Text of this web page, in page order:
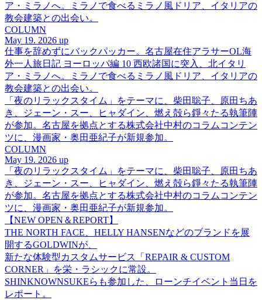
ア・ミラノへ。ミラノで食べるミラノ風ドリア、イタリアの
教会建築との出会い。
COLUMN
May 19. 2026 up
仕事を辞めずにバックパッカー。名古屋在住アラサーOL海
外一人旅日記 ヨーロッパ編 10 西欧諸国に突入、北イタリ
ア・ミラノへ。ミラノで食べるミラノ風ドリア、イタリアの
教会建築との出会い。
「夜のリラックスタイム」をテーマに、柴田聡子、原田ちあ
き、ジェーン・スー、ヒャダイン、燃え殻ら錚々たる執筆陣
が参加。名古屋を拠点とする株式会社中村のコラムコンテン
ツに、漫画家・奥田亜紀子が新規参加。
COLUMN
May 19. 2026 up
「夜のリラックスタイム」をテーマに、柴田聡子、原田ちあ
き、ジェーン・スー、ヒャダイン、燃え殻ら錚々たる執筆陣
が参加。名古屋を拠点とする株式会社中村のコラムコンテン
ツに、漫画家・奥田亜紀子が新規参加。
【NEW OPEN＆REPORT】
THE NORTH FACE、HELLY HANSENなどのブランドを展
開するGOLDWINが、
新たな体験型カスタムサービス「REPAIR & CUSTOM
CORNER」を栄・ラシックに常設。
SHINKNOWNSUKEらも参加した、ローンチイベント当日を
レポート。